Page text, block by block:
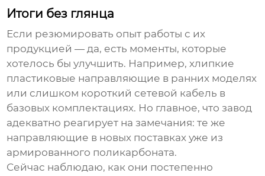
Итоги без глянца
Если резюмировать опыт работы с их
продукцией — да, есть моменты, которые
хотелось бы улучшить. Например, хлипкие
пластиковые направляющие в ранних моделях
или слишком короткий сетевой кабель в
базовых комплектациях. Но главное, что завод
адекватно реагирует на замечания: те же
направляющие в новых поставках уже из
армированного поликарбоната.
Сейчас наблюдаю, как они постепенно